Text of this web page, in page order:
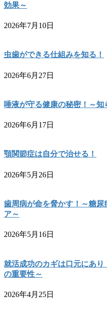
効果～
2026年7月10日
虫歯ができる仕組みを知る！
2026年6月27日
唾液が守る健康の秘密！～
2026年6月17日
顎関節症は自分で治せる！
2026年5月26日
歯周病が命を脅かす！～糖
ア～
2026年5月16日
就活成功のカギは口元にあ
の重要性～
2026年4月25日